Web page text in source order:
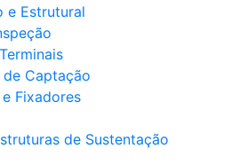
e Estrutural
Captação
Fixadores
de Sustentação